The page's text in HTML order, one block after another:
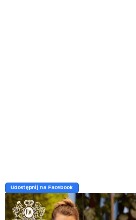
Udostępnij na Facebook